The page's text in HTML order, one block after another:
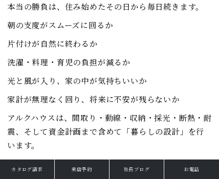
本当の勝負は、住み始めたその日から毎日続きます。
朝の支度がスムーズに回るか
片付けが自然に終わるか
洗濯・料理・育児の負担が減るか
光と風が入り、家の中が気持ちいいか
家計が無理なく回り、将来に不安が残らないか
アルクハウスは、間取り・動線・収納・採光・断熱・耐
震、そして資金計画まで含めて「暮らしの設計」を行
います。
住まいは、家族の時間を守る道具だと考えているから
カタログ請求 来店予約 社長ブログ お電話